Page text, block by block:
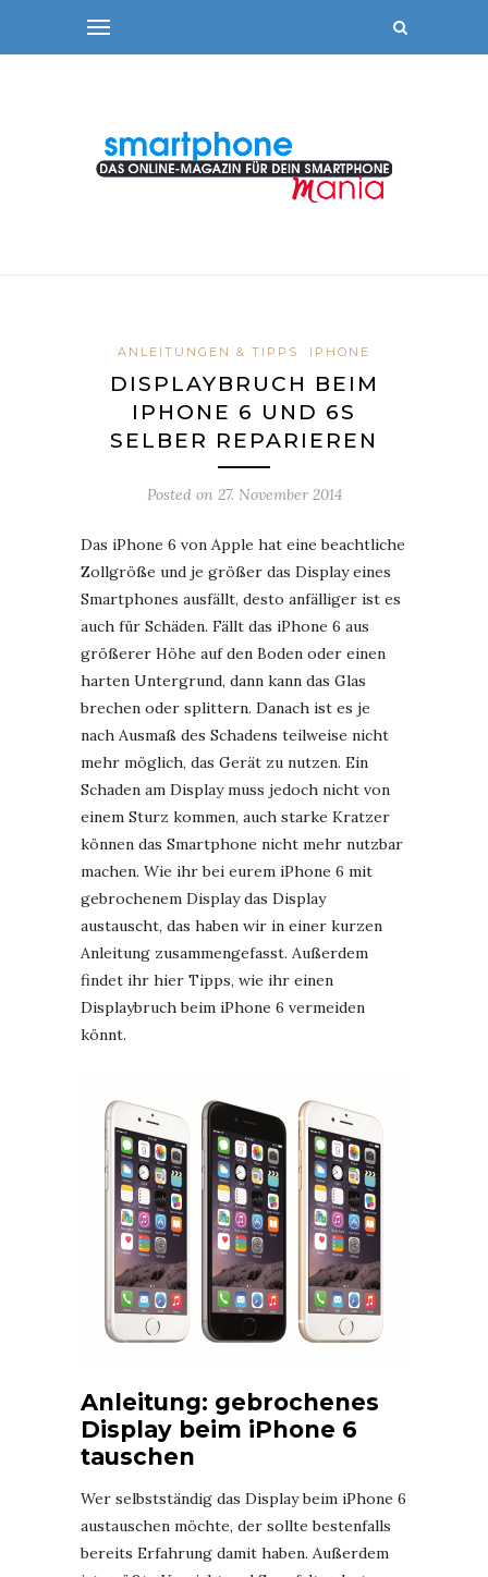
ANLEITUNGEN & TIPPS IPHONE
DISPLAYBRUCH BEIM
IPHONE 6 UND 6S
SELBER REPARIEREN
Posted on 27. November 2014
Das iPhone 6 von Apple hat eine beachtliche
Zollgröße und je größer das Display eines
Smartphones ausfällt, desto anfälliger ist es
auch für Schäden. Fällt das iPhone 6 aus
größerer Höhe auf den Boden oder einen
harten Untergrund, dann kann das Glas
brechen oder splittern. Danach ist es je
nach Ausmaß des Schadens teilweise nicht
mehr möglich, das Gerät zu nutzen. Ein
Schaden am Display muss jedoch nicht von
einem Sturz kommen, auch starke Kratzer
können das Smartphone nicht mehr nutzbar
machen. Wie ihr bei eurem iPhone 6 mit
gebrochenem Display das Display
austauscht, das haben wir in einer kurzen
Anleitung zusammengefasst. Außerdem
findet ihr hier Tipps, wie ihr einen
Displaybruch beim iPhone 6 vermeiden
könnt.
Anleitung: gebrochenes
Display beim iPhone 6
tauschen
Wer selbstständig das Display beim iPhone 6
austauschen möchte, der sollte bestenfalls
bereits Erfahrung damit haben. Außerdem